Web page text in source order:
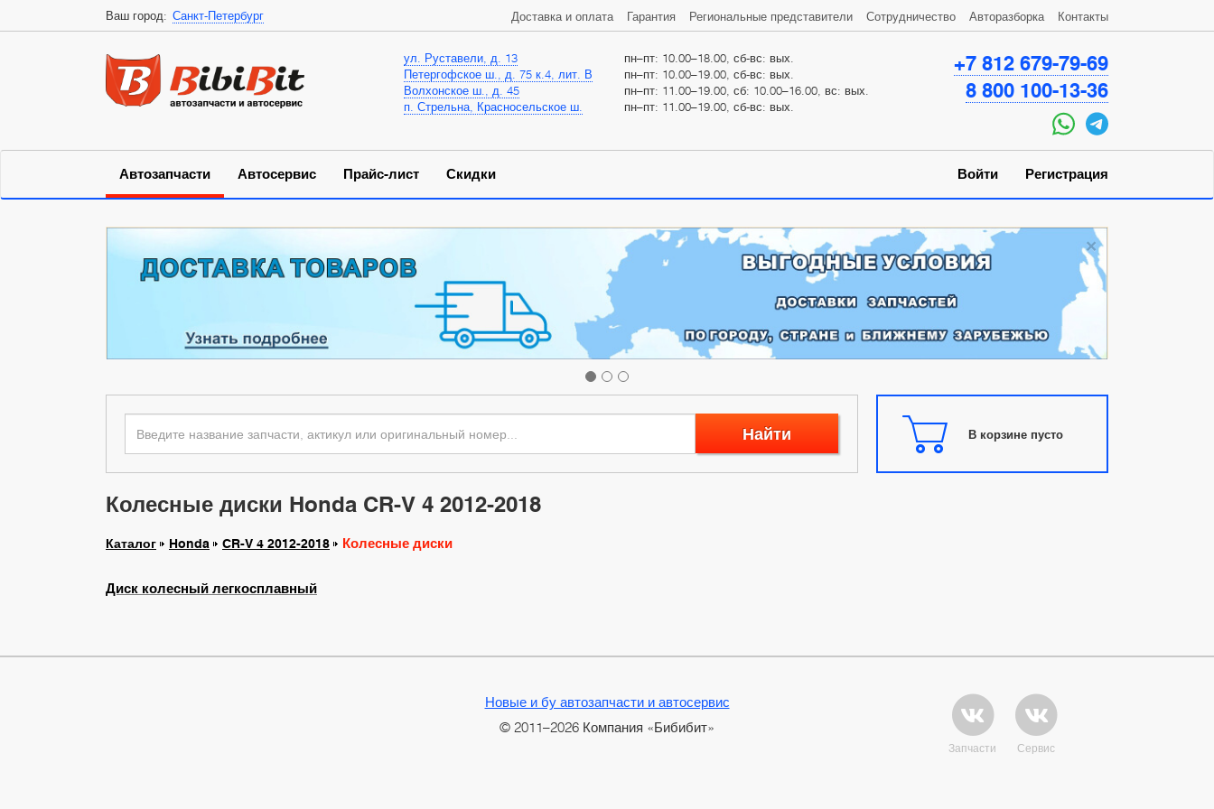
Ваш город: Санкт-Петербург
ул. Руставели, д. 13
пн–пт: 10.00–18.00, сб-вс: вых.
Петергофское ш., д. 75 к.4, лит. В
пн–пт: 10.00–19.00, сб-вс: вых.
Волхонское ш., д. 45
пн–пт: 11.00–19.00, сб: 10.00–16.00, вс: вых.
п. Стрельна, Красносельское ш.
пн–пт: 11.00–19.00, сб-вс: вых.
+7 812 679-79-69
8 800 100-13-36
Автозапчасти Автосервис Прайс-лист Скидки
Доставка и оплата Гарантия Региональные представители Сотрудничество Авторазборка Контакты
Войти Регистрация
×
Найти В корзине пусто
Колесные диски Honda CR-V 4 2012-2018
Каталог Honda CR-V 4 2012-2018 Колесные диски
Диск колесный легкосплавный
Новые и бу автозапчасти и автосервис
© 2011–2026 Компания «Бибибит»
Запчасти Сервис